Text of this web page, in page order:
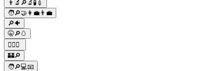
👨‍🔬🔎🔬🧪💉
🧑🔎🤝👩‍💼👨‍💼
🔎🐠
🤫🔎🥚
🕵️‍♂️🔎
🏰🔎
🧑🔎💻📧